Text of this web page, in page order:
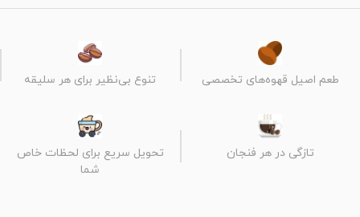
طعم اصیل قهوه‌های تخصصی تنوع بی‌نظیر برای هر سلیقه
تازگی در هر فنجان
تحویل سریع برای لحظات خاص
شما